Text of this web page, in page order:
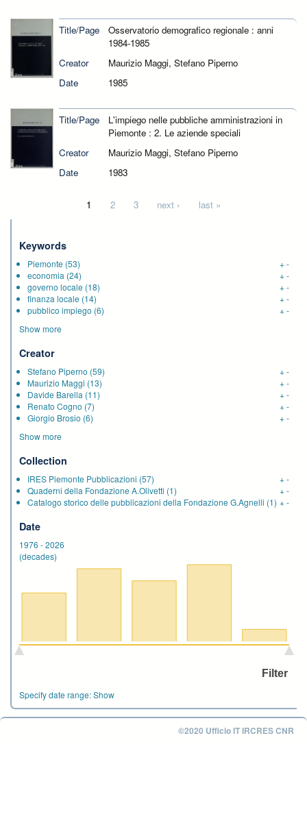
Title/Page
Osservatorio demografico regionale : anni
1984-1985
Creator
Maurizio Maggi, Stefano Piperno
Date
1985
Title/Page
L'impiego nelle pubbliche amministrazioni in
Piemonte : 2. Le aziende speciali
Creator
Maurizio Maggi, Stefano Piperno
Date
1983
1 2 3 next › last »
Keywords
Piemonte (53) +-
economia (24) +-
governo locale (18) +-
finanza locale (14) +-
pubblico impiego (6) +-
Show more
Creator
Stefano Piperno (59) +-
Maurizio Maggi (13) +-
Davide Barella (11) +-
Renato Cogno (7) +-
Giorgio Brosio (6) +-
Show more
Collection
IRES Piemonte Pubblicazioni (57) +-
Quaderni della Fondazione A.Olivetti (1) +-
Catalogo storico delle pubblicazioni della Fondazione G.Agnelli (1) +-
Date
1976 -2026
(decades)
Specify date range:Show
©2020 Ufficio IT IRCRES CNR